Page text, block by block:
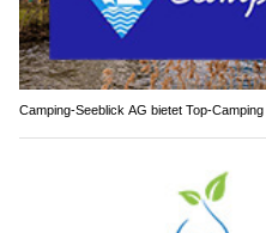
Camping-Seeblick AG bietet Top-